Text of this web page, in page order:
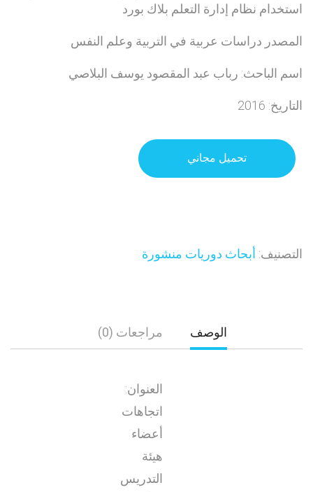
استخدام نظام إدارة التعلم بلاك بورد
المصدر دراسات عربية في التربية وعلم النفس
اسم الباحث: رباب عبد المقصود يوسف البلاصي
التاريخ: 2016
تحميل مجاني
التصنيف: أبحاث دوريات منشورة
الوصف مراجعات (0)
العنوان:
اتجاهات
أعضاء
هيئة
التدريس